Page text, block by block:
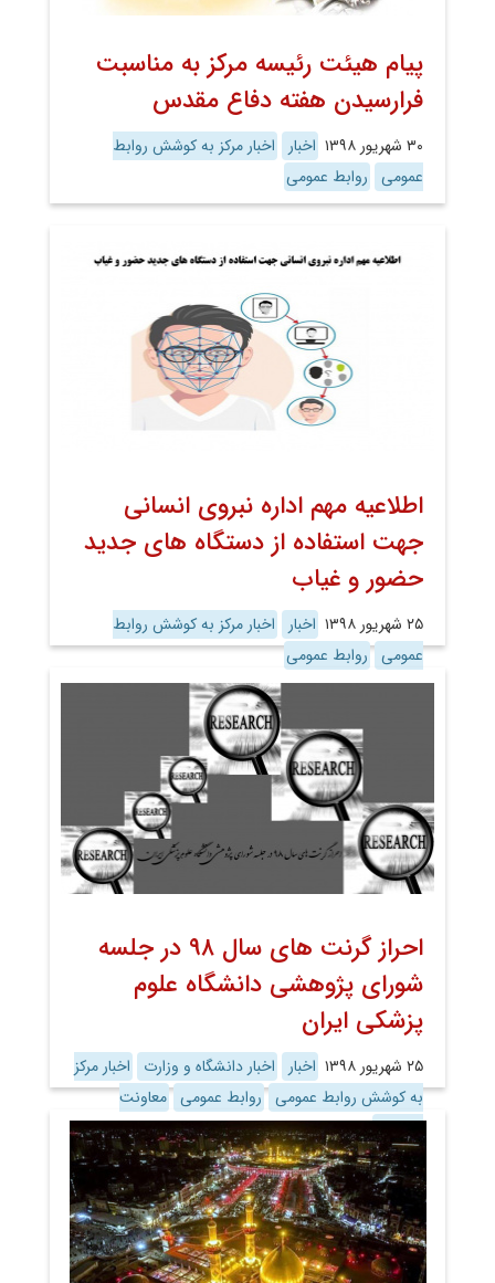
پیام هیئت رئیسه مرکز به مناسبت
فرارسیدن هفته دفاع مقدس
۳۰ شهریور ۱۳۹۸ اخبار
اخبار مرکز به کوشش روابط
عمومی روابط عمومی
اطلاعیه مهم اداره نبروی انسانی
جهت استفاده از دستگاه های جدید
حضور و غیاب
۲۵ شهریور ۱۳۹۸ اخبار
اخبار مرکز به کوشش روابط
عمومی روابط عمومی
احراز گرنت های سال ۹۸ در جلسه
شورای پژوهشی دانشگاه علوم
پزشکی ایران
۲۵ شهریور ۱۳۹۸ اخبار اخبار دانشگاه و وزارت
اخبار مرکز
به کوشش روابط عمومی روابط عمومی معاونت
پژوهش